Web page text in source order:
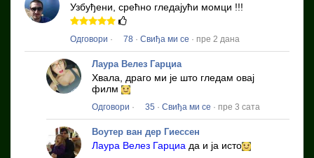
Узбуђени, срећно гледајући момци !!!
Одговори · 78 · Свиђа ми се · пре 2 дана
Лаура Велез Гарциа
Хвала, драго ми је што гледам овај
филм
Одговори · 35 · Свиђа ми се · пре 3 сата
Воутер ван дер Гиессен
Лаура Велез Гарциа да и ја исто